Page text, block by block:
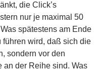
die Click’s
nur je maximal 50
spätestens am Ende
wird, daß sich die
sondern vor den
an der Reihe sind. Was